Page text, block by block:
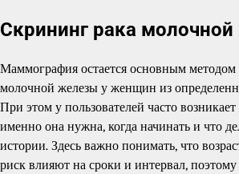
Скрининг рака
Маммография остается основным методом
молочной железы у женщин из
При этом у пользователей часто
именно она нужна, когда начинать и что
истории. Здесь важно понимать, что
риск влияют на сроки и интервал,